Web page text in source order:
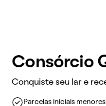
Consórcio
Conquiste seu lar e
Parcelas iniciais